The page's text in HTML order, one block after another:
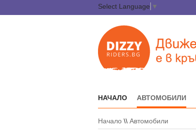
Select Language ▼
НАЧАЛО АВТОМОБИЛИ
Начало \\ Автомобили